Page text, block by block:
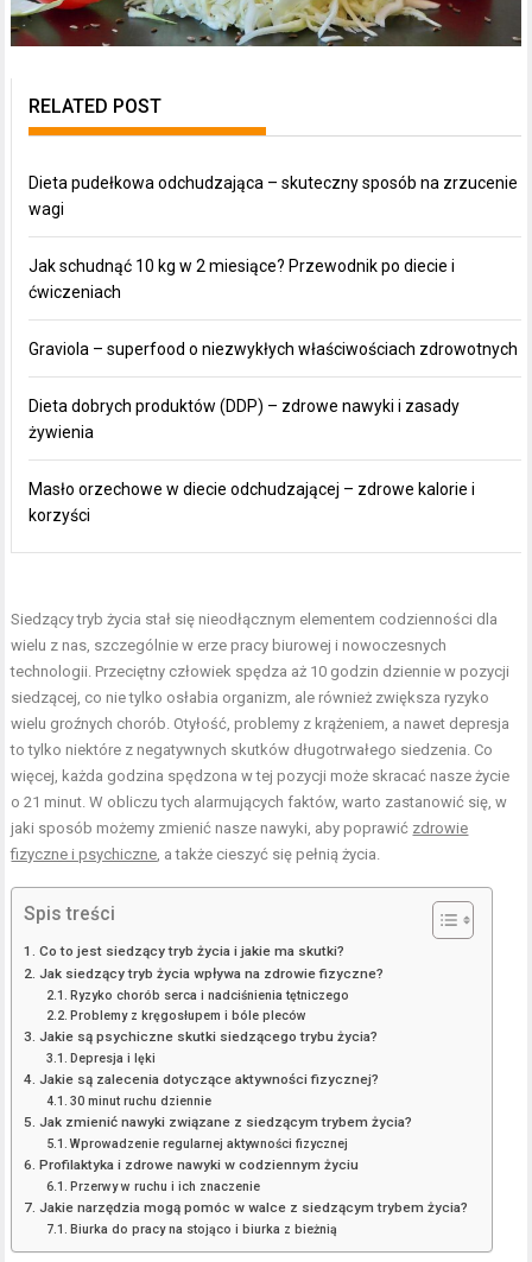
RELATED POST
Dieta pudełkowa odchudzająca – skuteczny sposób na zrzucenie
wagi
Jak schudnąć 10 kg w 2 miesiące? Przewodnik po diecie i
ćwiczeniach
Graviola – superfood o niezwykłych właściwościach zdrowotnych
Dieta dobrych produktów (DDP) – zdrowe nawyki i zasady
żywienia
Masło orzechowe w diecie odchudzającej – zdrowe kalorie i
korzyści
Siedzący tryb życia stał się nieodłącznym elementem codzienności dla
wielu z nas, szczególnie w erze pracy biurowej i nowoczesnych
technologii. Przeciętny człowiek spędza aż 10 godzin dziennie w pozycji
siedzącej, co nie tylko osłabia organizm, ale również zwiększa ryzyko
wielu groźnych chorób. Otyłość, problemy z krążeniem, a nawet depresja
to tylko niektóre z negatywnych skutków długotrwałego siedzenia. Co
więcej, każda godzina spędzona w tej pozycji może skracać nasze życie
o 21 minut. W obliczu tych alarmujących faktów, warto zastanowić się, w
jaki sposób możemy zmienić nasze nawyki, aby poprawić zdrowie
fizyczne i psychiczne, a także cieszyć się pełnią życia.
Spis treści
Co to jest siedzący tryb życia i jakie ma skutki?
Jak siedzący tryb życia wpływa na zdrowie fizyczne?
Ryzyko chorób serca i nadciśnienia tętniczego
Problemy z kręgosłupem i bóle pleców
Jakie są psychiczne skutki siedzącego trybu życia?
Depresja i lęki
Jakie są zalecenia dotyczące aktywności fizycznej?
30 minut ruchu dziennie
Jak zmienić nawyki związane z siedzącym trybem życia?
Wprowadzenie regularnej aktywności fizycznej
Profilaktyka i zdrowe nawyki w codziennym życiu
Przerwy w ruchu i ich znaczenie
Jakie narzędzia mogą pomóc w walce z siedzącym trybem życia?
Biurka do pracy na stojąco i biurka z bieżnią